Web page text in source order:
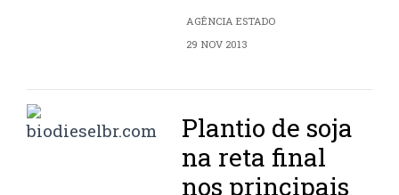
AGÊNCIA ESTADO
29 NOV 2013
Plantio de soja
na reta final
nos principais